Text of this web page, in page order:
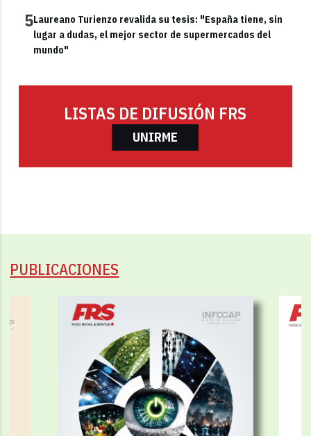
5Laureano Turienzo revalida su tesis: "España tiene, sin
lugar a dudas, el mejor sector de supermercados del
mundo"
LISTAS DE DIFUSIÓN FRS
UNIRME
PUBLICACIONES